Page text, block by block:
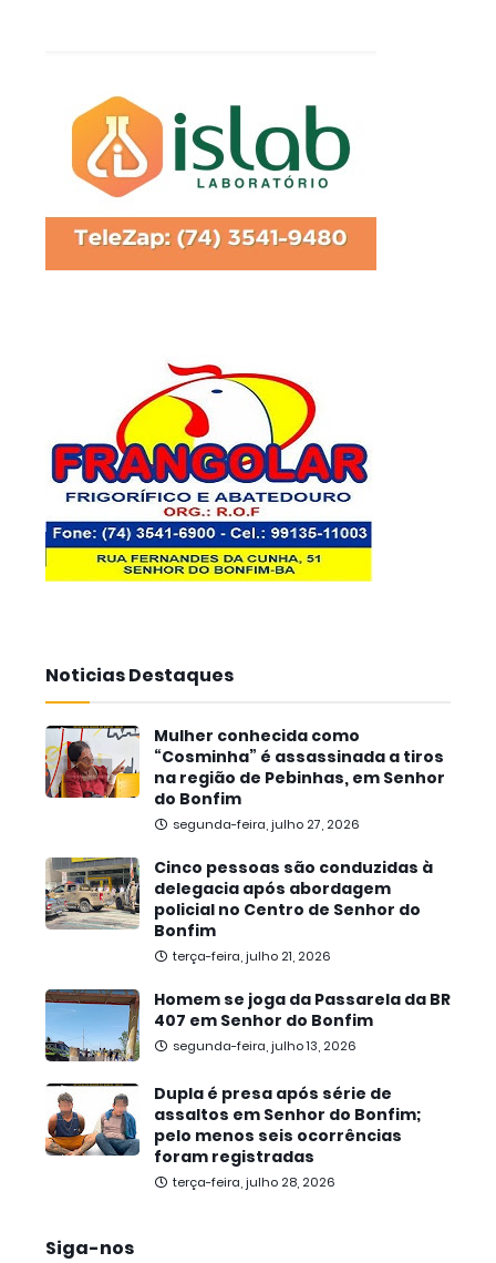
Noticias Destaques
Mulher conhecida como
“Cosminha” é assassinada a tiros
na região de Pebinhas, em Senhor
do Bonfim
segunda-feira, julho 27, 2026
Cinco pessoas são conduzidas à
delegacia após abordagem
policial no Centro de Senhor do
Bonfim
terça-feira, julho 21, 2026
Homem se joga da Passarela da BR
407 em Senhor do Bonfim
segunda-feira, julho 13, 2026
Dupla é presa após série de
assaltos em Senhor do Bonfim;
pelo menos seis ocorrências
foram registradas
terça-feira, julho 28, 2026
Siga-nos